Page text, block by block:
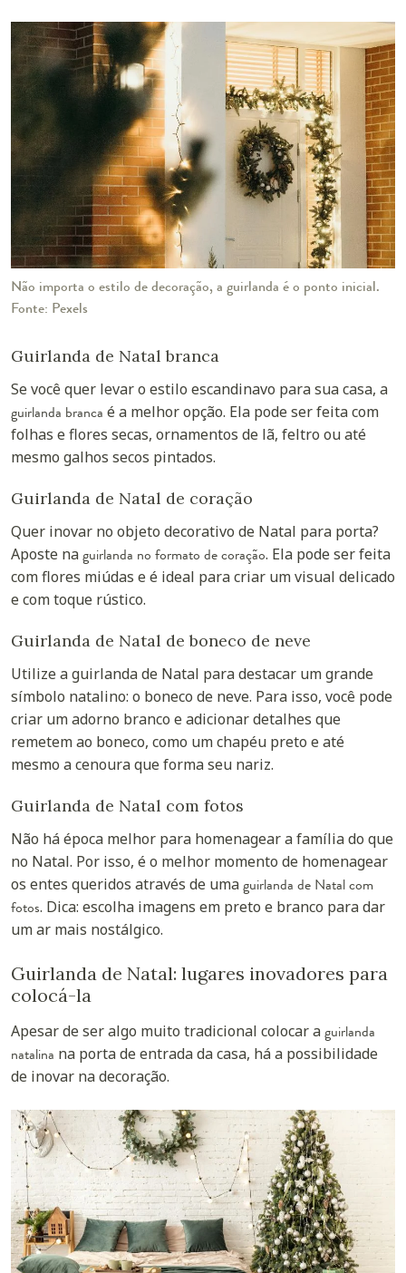
Não importa o estilo de decoração, a guirlanda é o ponto inicial.
Fonte: Pexels
Guirlanda de Natal branca
Se você quer levar o estilo escandinavo para sua casa, a
guirlanda branca é a melhor opção. Ela pode ser feita com
folhas e flores secas, ornamentos de lã, feltro ou até
mesmo galhos secos pintados.
Guirlanda de Natal de coração
Quer inovar no objeto decorativo de Natal para porta?
Aposte naguirlanda no formato de coração. Ela pode ser feita
com flores miúdas e é ideal para criar um visual delicado
e com toque rústico.
Guirlanda de Natal de boneco de neve
Utilize a guirlanda de Natal para destacar um grande
símbolo natalino: o boneco de neve. Para isso, você pode
criar um adorno branco e adicionar detalhes que
remetem ao boneco, como um chapéu preto e até
mesmo a cenoura que forma seu nariz.
Guirlanda de Natal com fotos
Não há época melhor para homenagear a família do que
no Natal. Por isso, é o melhor momento de homenagear
os entes queridos através de umaguirlanda de Natal com
fotos. Dica: escolha imagens em preto e branco para dar
um ar mais nostálgico.
Guirlanda de Natal: lugares inovadores para
colocá-la
Apesar de ser algo muito tradicional colocar aguirlanda
natalina na porta de entrada da casa, há a possibilidade
de inovar na decoração.